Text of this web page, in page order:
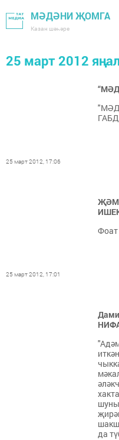
МӘДӘНИ ҖОМГА
Казан шәһәре
25 март 2012
25 март 2012, 17:06
25 март 2012, 17:01
да